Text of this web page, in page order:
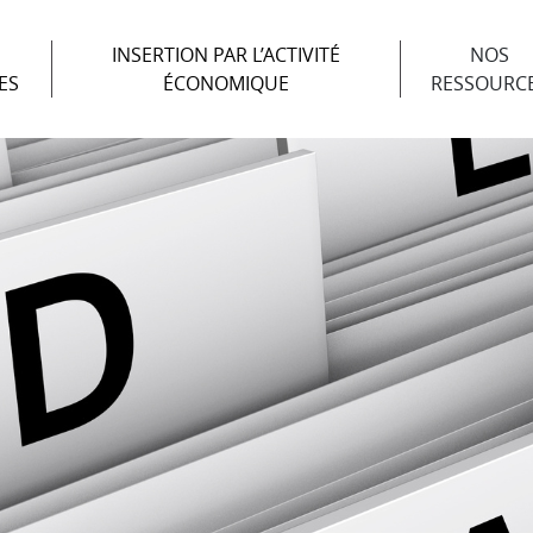
INSERTION PAR L’ACTIVITÉ
ÉCONOMIQUE
NOS